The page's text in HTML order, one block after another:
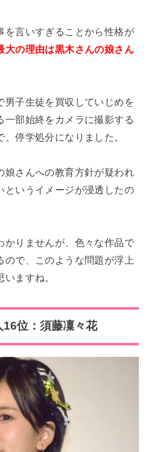
を言いすぎることから性格が
大の理由は黒木さんの娘さん
男子生徒を買収していじめを
一部始終をカメラに撮影する
停学処分になりました。
娘さんへの教育方針が疑われ
というイメージが浸透したの
かりませんが、色々な作品で
ので、このような問題が浮上
ますね。
位：須藤凜々花